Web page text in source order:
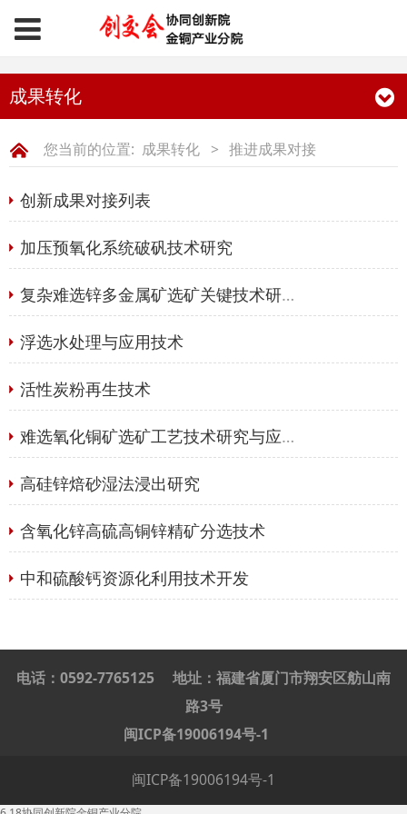
成果转化
您当前的位置: 成果转化 > 推进成果对接
创新成果对接列表
加压预氧化系统破矾技术研究
复杂难选锌多金属矿选矿关键技术研究与应用
浮选水处理与应用技术
活性炭粉再生技术
难选氧化铜矿选矿工艺技术研究与应用技术
高硅锌焙砂湿法浸出研究
含氧化锌高硫高铜锌精矿分选技术
中和硫酸钙资源化利用技术开发
电话：0592-7765125 地址：福建省厦门市翔安区舫山南
路3号
闽ICP备19006194号-1
闽ICP备19006194号-1